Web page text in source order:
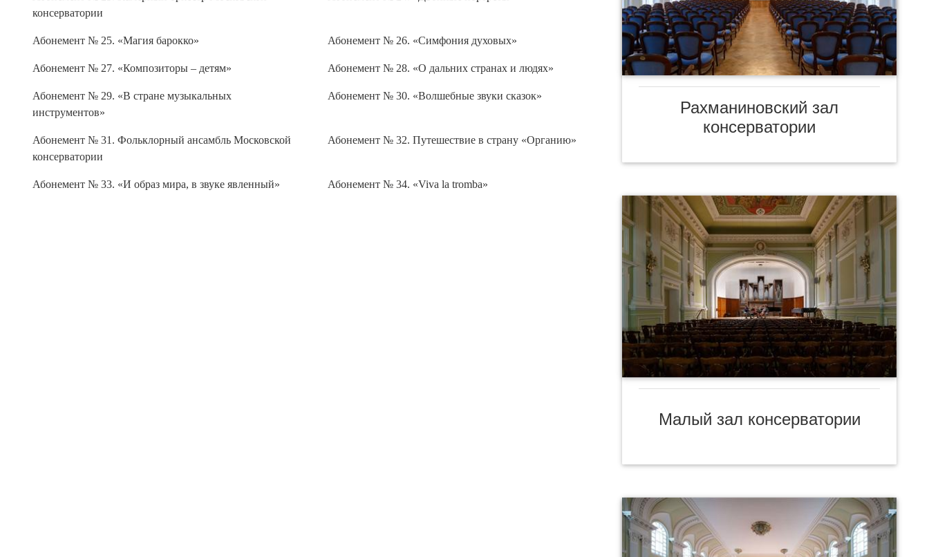
консерватории
Абонемент № 25. «Магия барокко» Абонемент № 26. «Симфония духовых»
Абонемент № 27. «Композиторы – детям» Абонемент № 28. «О дальних странах и людях»
Абонемент № 29. «В стране музыкальных
инструментов»
Абонемент № 30. «Волшебные звуки сказок»
Абонемент № 31. Фольклорный ансамбль Московской
консерватории
Абонемент № 32. Путешествие в страну «Органию»
Абонемент № 33. «И образ мира, в звуке явленный» Абонемент № 34. «Viva la tromba»
Рахманиновский зал
консерватории
Малый зал консерватории